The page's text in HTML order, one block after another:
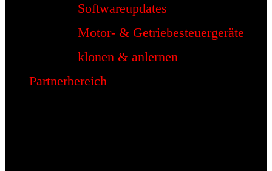
Softwareupdates
Motor- & Getriebesteuergeräte
klonen & anlernen
Partnerbereich